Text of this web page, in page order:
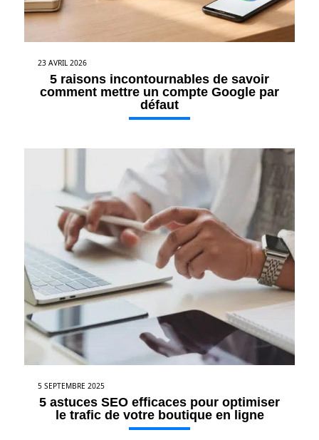
23 AVRIL 2026
5 raisons incontournables de savoir
comment mettre un compte Google par
défaut
5 SEPTEMBRE 2025
5 astuces SEO efficaces pour optimiser
le trafic de votre boutique en ligne